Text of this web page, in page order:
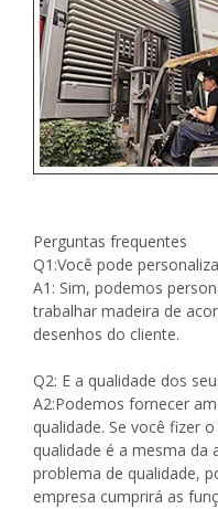
Perguntas frequentes
Q1:Você pode
A1: Sim, podemos
trabalhar madeira de
desenhos do cliente.
Q2: E a qualidade dos
A2:Podemos fornecer
qualidade. Se você fizer
qualidade é a mesma da
problema de qualidade,
empresa cumprirá as